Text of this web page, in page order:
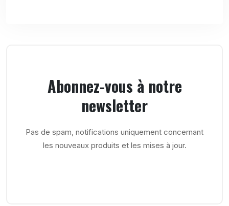
Abonnez-vous à notre
newsletter
Pas de spam, notifications uniquement concernant
les nouveaux produits et les mises à jour.